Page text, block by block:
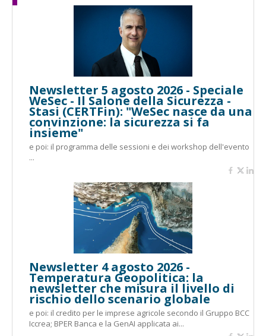
Newsletter 5 agosto 2026 - Speciale
WeSec - Il Salone della Sicurezza -
Stasi (CERTFin): "WeSec nasce da una
convinzione: la sicurezza si fa
insieme"
e poi: il programma delle sessioni e dei workshop dell'evento
...
Newsletter 4 agosto 2026 -
Temperatura Geopolitica: la
newsletter che misura il livello di
rischio dello scenario globale
e poi: il credito per le imprese agricole secondo il Gruppo BCC
Iccrea; BPER Banca e la GenAI applicata ai...